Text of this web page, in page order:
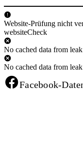
Website-Prüfung nicht
websiteCheck
No cached data from
No cached data from
Facebook-